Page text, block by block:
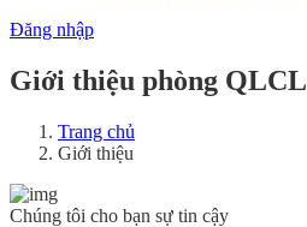
Đăng nhập
Giới thiệu phòng QLCL
Trang chủ
Giới thiệu
Chúng tôi cho bạn sự tin cậy